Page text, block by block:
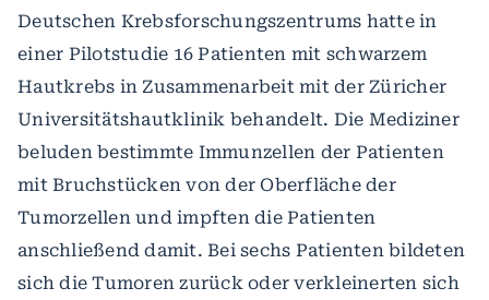
Deutschen Krebsforschungszentrums hatte in
einer Pilotstudie 16 Patienten mit schwarzem
Hautkrebs in Zusammenarbeit mit der Züricher
Universitätshautklinik behandelt. Die Mediziner
beluden bestimmte Immunzellen der Patienten
mit Bruchstücken von der Oberfläche der
Tumorzellen und impften die Patienten
anschließend damit. Bei sechs Patienten bildeten
sich die Tumoren zurück oder verkleinerten sich